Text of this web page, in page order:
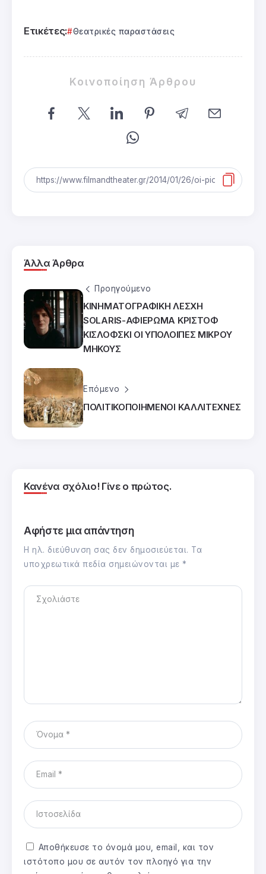
Ετικέτες: Θεατρικές παραστάσεις
Κοινοποίηση Άρθρου
Άλλα Άρθρα
Προηγούμενο
ΚΙΝΗΜΑΤΟΓΡΑΦΙΚΗ ΛΕΣΧΗ
SOLARIS-ΑΦΙΕΡΩΜΑ ΚΡΙΣΤΟΦ
ΚΙΣΛΟΦΣΚΙ ΟΙ ΥΠΟΛΟΙΠΕΣ ΜΙΚΡΟΥ
ΜΗΚΟΥΣ
Επόμενο
ΠΟΛΙΤΙΚΟΠΟΙΗΜΕΝΟΙ ΚΑΛΛΙΤΕΧΝΕΣ
Κανένα σχόλιο! Γίνε ο πρώτος.
Αφήστε μια απάντηση
Η ηλ. διεύθυνση σας δεν δημοσιεύεται. Τα
υποχρεωτικά πεδία σημειώνονται με *
Αποθήκευσε το όνομά μου, email, και τον
ιστότοπο μου σε αυτόν τον πλοηγό για την